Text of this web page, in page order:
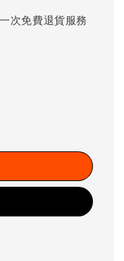
次免費退貨服務